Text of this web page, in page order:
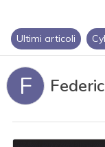
Ultimi articoli
F